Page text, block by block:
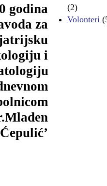
godina
za
i
Ćepulić’
(2)
Volonteri